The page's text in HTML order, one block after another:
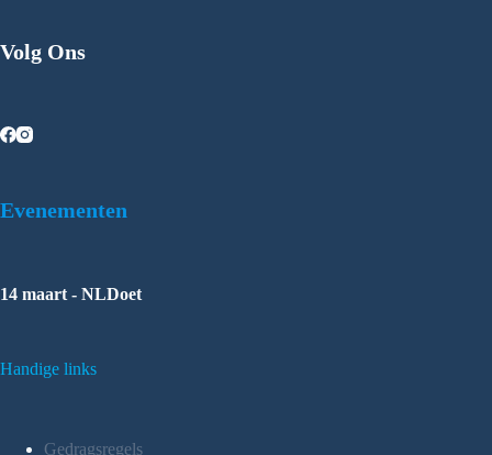
Volg Ons
Evenementen
14 maart - NLDoet
Handige links
Gedragsregels